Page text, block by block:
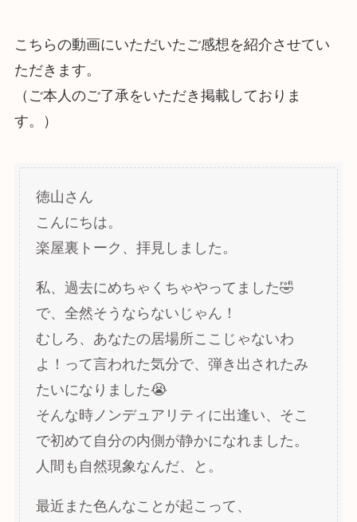
こちらの動画にいただいたご感想を紹介させてい
ただきます。
（ご本人のご了承をいただき掲載しておりま
す。）
徳山さん
こんにちは。
楽屋裏トーク、拝見しました。
私、過去にめちゃくちゃやってました🤣
で、全然そうならないじゃん！
むしろ、あなたの居場所ここじゃないわ
よ！って言われた気分で、弾き出されたみ
たいになりました😭
そんな時ノンデュアリティに出逢い、そこ
で初めて自分の内側が静かになれました。
人間も自然現象なんだ、と。
最近また色んなことが起こって、